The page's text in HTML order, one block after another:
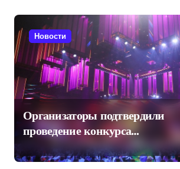
Новости
Организаторы подтвердили
проведение конкурса
«Интервидение» в Саудовской
Аравии